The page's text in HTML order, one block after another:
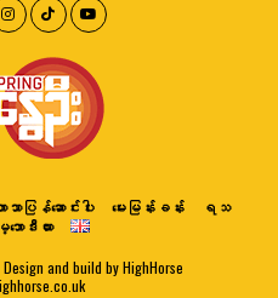
သာပြန်ဆောင်းပါး မေးမြန်းခန်း
ရသ
ာဒီးယား
and build by HighHorse